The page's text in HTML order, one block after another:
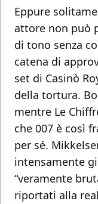
Eppure
attore non può
di tono senza
catena di
set di Casinò
della tortura.
mentre Le
che 007 è così
per sé.
intensamente
“veramente
riportati alla